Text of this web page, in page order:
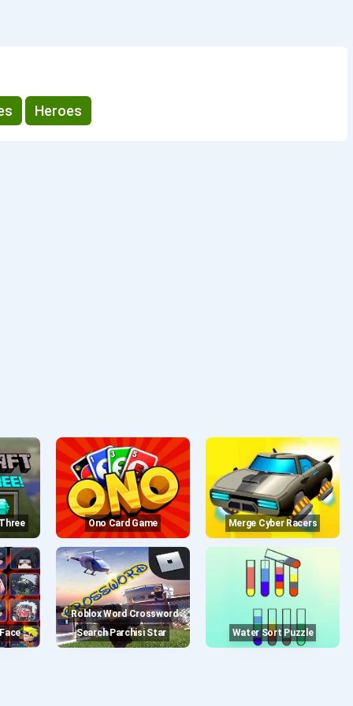
Heroes
Ono Card Game Merge Cyber Racers
Roblox Word Crossword
Search Parchisi Star
Water Sort Puzzle